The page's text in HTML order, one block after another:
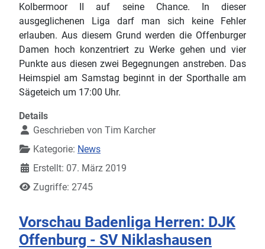
Kolbermoor II auf seine Chance. In dieser
ausgeglichenen Liga darf man sich keine Fehler
erlauben. Aus diesem Grund werden die Offenburger
Damen hoch konzentriert zu Werke gehen und vier
Punkte aus diesen zwei Begegnungen anstreben. Das
Heimspiel am Samstag beginnt in der Sporthalle am
Sägeteich um 17:00 Uhr.
Details
Geschrieben von Tim Karcher
Kategorie: News
Erstellt: 07. März 2019
Zugriffe: 2745
Vorschau Badenliga Herren: DJK
Offenburg - SV Niklashausen